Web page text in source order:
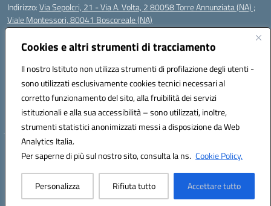
Cookies e altri strumenti di tracciamento
Il nostro Istituto non utilizza strumenti di profilazione degli utenti -
sono utilizzati esclusivamente cookies tecnici necessari al
corretto funzionamento del sito, alla fruibilità dei servizi
istituzionali e alla sua accessibilità – sono utilizzati, inoltre,
strumenti statistici anonimizzati messi a disposizione da Web
Analytics Italia.
Per saperne di più sul nostro sito, consulta la ns. Cookie Policy.
Personalizza Rifiuta tutto Accettare tutto
Indirizzo:Via Sepolcri, 21 - Via A. Volta, 2 80058 Torre Annunziata (NA) ;
Viale Montessori, 80041 Boscoreale (NA)
Centralino:
Posta elettronica certificata (PEC):nais04100b@pec.istruzione.it
Codice fiscale: 82008750638
Codice meccanografico:NAIS04100B
Codice Indice delle Pubbliche Amministrazioni (IPA): istsc_nais04100b
Codice unico di fatturazione (CUF): UFELOU
Hosting & Powered by 3D Solution S.r.l.
Concept & Design by Designers Italia